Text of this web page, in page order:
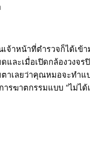
จ้าหน้าที่ตำรวจก็ได้เข้
ดและเมื่อเปิดกล้องวงจร
ตาเลยว่าคุณหมอจะทำแ
ารฆาตกรรมแบบ “ไม่ได้